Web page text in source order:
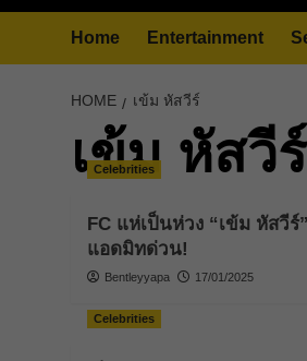
Home Entertainment
HOME เข้ม หัสวีร์
เข้ม หัสวีร์
Celebrities
FC แห่เป็นห่วง “เข้ม หัสวีร์”
แอดมิทด่วน!
Bentleyyapa 17/01/2025
Celebrities